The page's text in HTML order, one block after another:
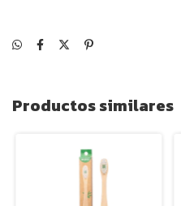
Productos similares